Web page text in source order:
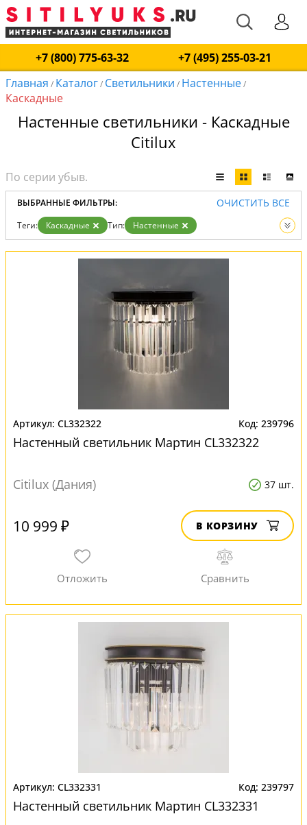
+7 (800) 775-63-32
+7 (495) 255-03-21
Главная / Каталог/ Светильники / Настенные/
Каскадные
Настенные светильники - Каскадные
Citilux
ВЫБРАННЫЕ ФИЛЬТРЫ: ОЧИСТИТЬ ВСЕ
Теги: Каскадные Тип:
Настенные
Вид:
Светильники
CL332322 239796
Настенный светильник Мартин CL332322
Citilux (Дания) 37 шт.
10 999 ₽ В КОРЗИНУ
CL332331 239797
Настенный светильник Мартин CL332331